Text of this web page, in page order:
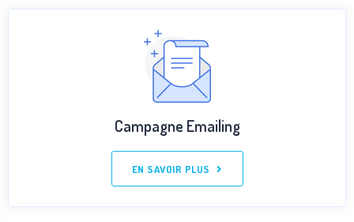
Campagne Emailing
EN SAVOIR PLUS